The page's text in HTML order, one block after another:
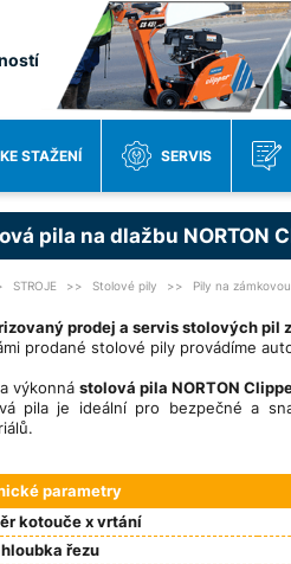
KE STAŽENÍ SERVIS
pila na dlažbu NORTON
STROJE Stolové pily Pily na
prodej a servis stolových pil
prodané stolové pily provádíme
výkonná stolová pila NORTON
pila je ideální pro bezpečné a
parametry
kotouče x vrtání
řezu